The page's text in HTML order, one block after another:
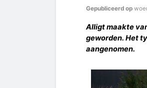
Gepubliceerd op
Alligt maakte
geworden. Het
aangenomen.